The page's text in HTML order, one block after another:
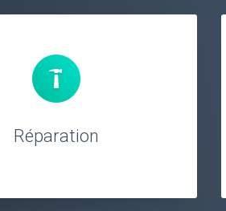
Réparation